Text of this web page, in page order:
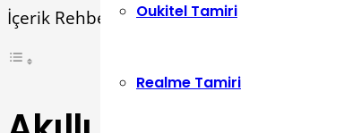
Oukitel Tamiri
Realme Tamiri
İçerik Rehberi